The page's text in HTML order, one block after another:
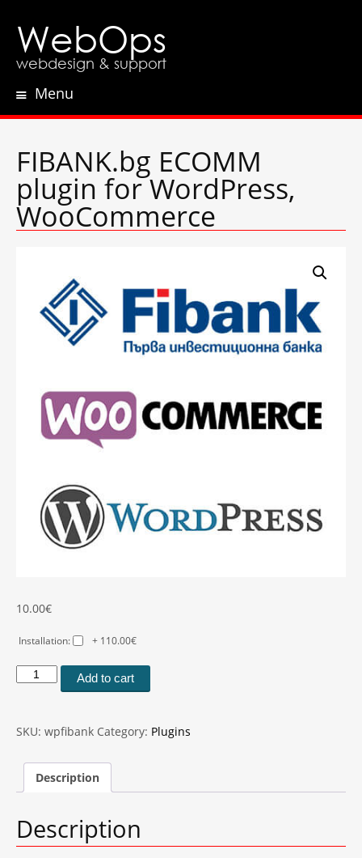
WebOps
webdesign & support
Menu
FIBANK.bg ECOMM
plugin for WordPress,
WooCommerce
10.00€
Installation: + 110.00€
FIBANK.bg
ECOMM
WordPress,
Add to cart
SKU: wpfibank Category: Plugins
Description
Description